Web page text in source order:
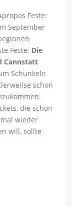
Feste:
September
Feste: Die
Cannstatt
Schunkeln
schon
die schon
wieder
will, sollte